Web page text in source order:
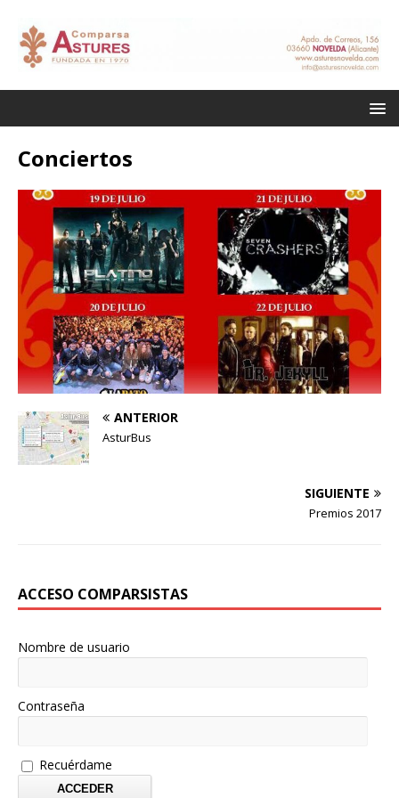
Conciertos
ANTERIOR
AsturBus
SIGUIENTE
Premios 2017
ACCESO COMPARSISTAS
Nombre de usuario
Contraseña
Recuérdame